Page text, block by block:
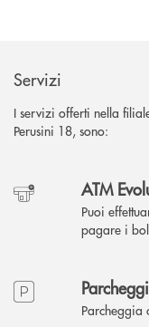
Servizi
I servizi offerti nella
Perusini 18, sono:
ATM
Puoi
pagare i
Parcheggia